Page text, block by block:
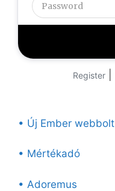
Register
• Új Ember webbolt
• Mértékadó
• Adoremus